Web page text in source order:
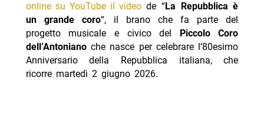
online su YouTube il videode “La Repubblica è
un grande coro“, il brano che fa parte del
progetto musicale e civico del
Piccolo Coro
dell’Antonianoche nasce per celebrare l’80esimo
Anniversario della Repubblica italiana, che
ricorre martedì 2 giugno 2026.